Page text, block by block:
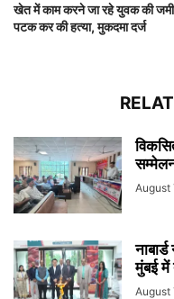
खेत में काम करने जा रहे युवक की
पटक कर की हत्या, मुकदमा दर्ज
August
मुंबई में
August